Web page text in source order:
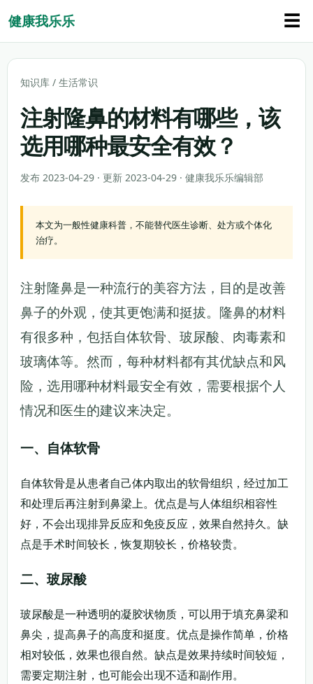
健康我乐乐 ☰
知识库 / 生活常识
注射隆鼻的材料有哪些，该
选用哪种最安全有效？
发布 2023-04-29 · 更新 2023-04-29 · 健康我乐乐编辑部
本文为一般性健康科普，不能替代医生诊断、处方或个体化
治疗。
注射隆鼻是一种流行的美容方法，目的是改善
鼻子的外观，使其更饱满和挺拔。隆鼻的材料
有很多种，包括自体软骨、玻尿酸、肉毒素和
玻璃体等。然而，每种材料都有其优缺点和风
险，选用哪种材料最安全有效，需要根据个人
情况和医生的建议来决定。
一、自体软骨
自体软骨是从患者自己体内取出的软骨组织，经过加工
和处理后再注射到鼻梁上。优点是与人体组织相容性
好，不会出现排异反应和免疫反应，效果自然持久。缺
点是手术时间较长，恢复期较长，价格较贵。
二、玻尿酸
玻尿酸是一种透明的凝胶状物质，可以用于填充鼻梁和
鼻尖，提高鼻子的高度和挺度。优点是操作简单，价格
相对较低，效果也很自然。缺点是效果持续时间较短，
需要定期注射，也可能会出现不适和副作用。